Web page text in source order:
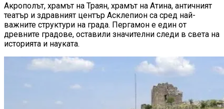
Акрополът, храмът на Траян, храмът на Атина, античният
театър и здравният център Асклепион са сред най-
важните структури на града. Пергамон е един от
древните градове, оставили значителни следи в света на
историята и науката.